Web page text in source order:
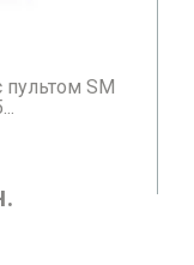
пультом SM